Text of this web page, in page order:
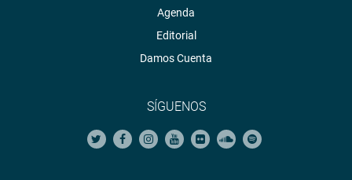
Agenda
Editorial
Damos Cuenta
SÍGUENOS